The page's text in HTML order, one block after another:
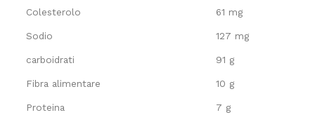
Colesterolo 61 mg
Sodio 127 mg
carboidrati 91 g
Fibra alimentare 10 g
Proteina 7 g